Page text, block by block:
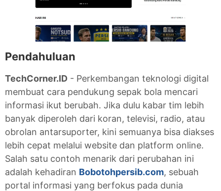
Pendahuluan
TechCorner.ID - Perkembangan teknologi digital
membuat cara pendukung sepak bola mencari
informasi ikut berubah. Jika dulu kabar tim lebih
banyak diperoleh dari koran, televisi, radio, atau
obrolan antarsuporter, kini semuanya bisa diakses
lebih cepat melalui website dan platform online.
Salah satu contoh menarik dari perubahan ini
adalah kehadiran Bobotohpersib.com, sebuah
portal informasi yang berfokus pada dunia